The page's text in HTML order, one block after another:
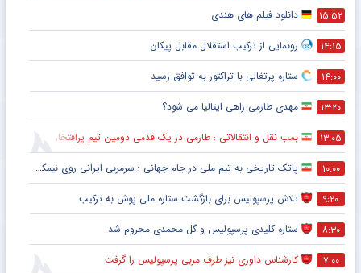
۱۵:۵۲ دانلود فیلم های هندی
۱۴:۱۵ رونمایی از ترکیب استقلال مقابل پیکان
۱۴:۰۰ ستاره پرتغالی با تراکتور به توافق رسید
۱۳:۲۰ مهدی طارمی راهی ایتالیا می شود؟
۱۳:۰۵ بمب نقل و انتقالاتی ؛ طارمی در یک قدمی دومین تیم پرافتخار اروپا
۱۰:۰۰ پاتک تاریخی به تیم ملی در جام جهانی ؛ سرمربی ایرانی روی نیمکت آمریکا
۹:۲۰ تلاش پرسپولیس برای بازگشت ستاره ملی پوش به ترکیب
۸:۳۰ ستاره کلیدی پرسپولیس و گل محمدی محروم شد
۷:۰۰ کارشناس داوری نیز طرف مربی پرسپولیس را گرفت